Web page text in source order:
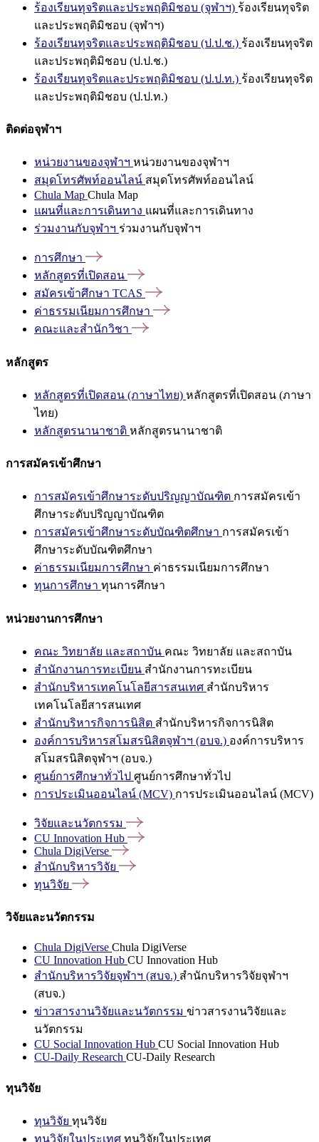
ร้องเรียนทุจริตและประพฤติมิชอบ (จุฬาฯ) ร้องเรียนทุจริต
และประพฤติมิชอบ (จุฬาฯ)
ร้องเรียนทุจริตและประพฤติมิชอบ (ป.ป.ช.) ร้องเรียนทุจริต
และประพฤติมิชอบ (ป.ป.ช.)
ร้องเรียนทุจริตและประพฤติมิชอบ (ป.ป.ท.) ร้องเรียนทุจริต
และประพฤติมิชอบ (ป.ป.ท.)
ติดต่อจุฬาฯ
หน่วยงานของจุฬาฯ หน่วยงานของจุฬาฯ
สมุดโทรศัพท์ออนไลน์ สมุดโทรศัพท์ออนไลน์
Chula Map Chula Map
แผนที่และการเดินทาง แผนที่และการเดินทาง
ร่วมงานกับจุฬาฯ ร่วมงานกับจุฬาฯ
การศึกษา
หลักสูตรที่เปิดสอน
สมัครเข้าศึกษา TCAS
ค่าธรรมเนียมการศึกษา
คณะและสำนักวิชา
หลักสูตร
หลักสูตรที่เปิดสอน (ภาษาไทย) หลักสูตรที่เปิดสอน (ภาษา
ไทย)
หลักสูตรนานาชาติ หลักสูตรนานาชาติ
การสมัครเข้าศึกษา
การสมัครเข้าศึกษาระดับปริญญาบัณฑิต การสมัครเข้า
ศึกษาระดับปริญญาบัณฑิต
การสมัครเข้าศึกษาระดับบัณฑิตศึกษา การสมัครเข้า
ศึกษาระดับบัณฑิตศึกษา
ค่าธรรมเนียมการศึกษา ค่าธรรมเนียมการศึกษา
ทุนการศึกษา ทุนการศึกษา
หน่วยงานการศึกษา
คณะ วิทยาลัย และสถาบัน คณะ วิทยาลัย และสถาบัน
สำนักงานการทะเบียน สำนักงานการทะเบียน
สำนักบริหารเทคโนโลยีสารสนเทศ สำนักบริหาร
เทคโนโลยีสารสนเทศ
สำนักบริหารกิจการนิสิต สำนักบริหารกิจการนิสิต
องค์การบริหารสโมสรนิสิตจุฬาฯ (อบจ.) องค์การบริหาร
สโมสรนิสิตจุฬาฯ (อบจ.)
ศูนย์การศึกษาทั่วไป ศูนย์การศึกษาทั่วไป
การประเมินออนไลน์ (MCV) การประเมินออนไลน์ (MCV)
วิจัยและนวัตกรรม
CU Innovation Hub
Chula DigiVerse
สำนักบริหารวิจัย
ทุนวิจัย
วิจัยและนวัตกรรม
Chula DigiVerse Chula DigiVerse
CU Innovation Hub CU Innovation Hub
สำนักบริหารวิจัยจุฬาฯ (สบจ.) สำนักบริหารวิจัยจุฬาฯ
(สบจ.)
ข่าวสารงานวิจัยและนวัตกรรม ข่าวสารงานวิจัยและ
นวัตกรรม
CU Social Innovation Hub CU Social Innovation Hub
CU-Daily Research CU-Daily Research
ทุนวิจัย
ทุนวิจัย ทุนวิจัย
ทุนวิจัยในประเทศ ทุนวิจัยในประเทศ